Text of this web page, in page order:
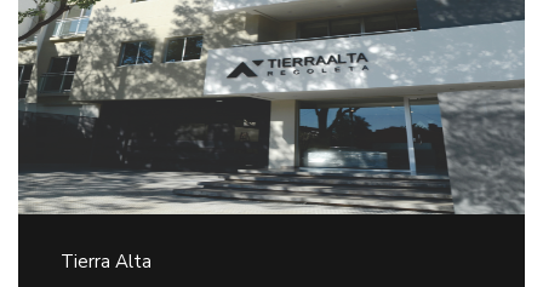
Tierra Alta